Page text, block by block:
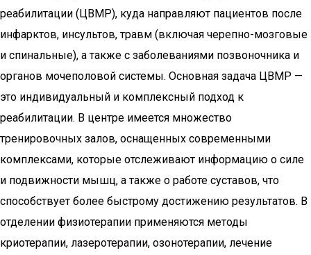
реабилитации (ЦВМР), куда направляют пациентов после
инфарктов, инсультов, травм (включая черепно-мозговые
и спинальные), а также с заболеваниями позвоночника и
органов мочеполовой системы. Основная задача ЦВМР —
это индивидуальный и комплексный подход к
реабилитации. В центре имеется множество
тренировочных залов, оснащенных современными
комплексами, которые отслеживают информацию о силе
и подвижности мышц, а также о работе суставов, что
способствует более быстрому достижению результатов. В
отделении физиотерапии применяются методы
криотерапии, лазеротерапии, озонотерапии, лечение